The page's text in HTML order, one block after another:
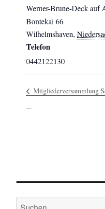
Werner-Brune-Deck auf
Bontekai 66
Wilhelmshaven,
Telefon
0442122130
Mitgliederversammlung
Suchen